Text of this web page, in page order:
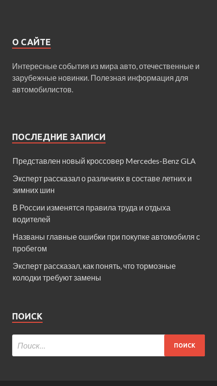
О САЙТЕ
Интересные события из мира авто, отечественные и
зарубежные новинки. Полезная информация для
автомобилистов.
ПОСЛЕДНИЕ ЗАПИСИ
Представлен новый кроссовер Mercedes-Benz GLA
Эксперт рассказал о различиях в составе летних и
зимних шин
В России изменятся правила труда и отдыха
водителей
Названы главные ошибки при покупке автомобиля с
пробегом
Эксперт рассказал, как понять, что тормозные
колодки требуют замены
ПОИСК